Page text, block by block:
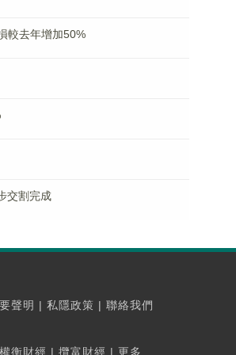
較去年增加50%
交割完成
聲明 | 私隱政策 | 聯絡我們
權衡財經 | 攬富財經 | 更多...